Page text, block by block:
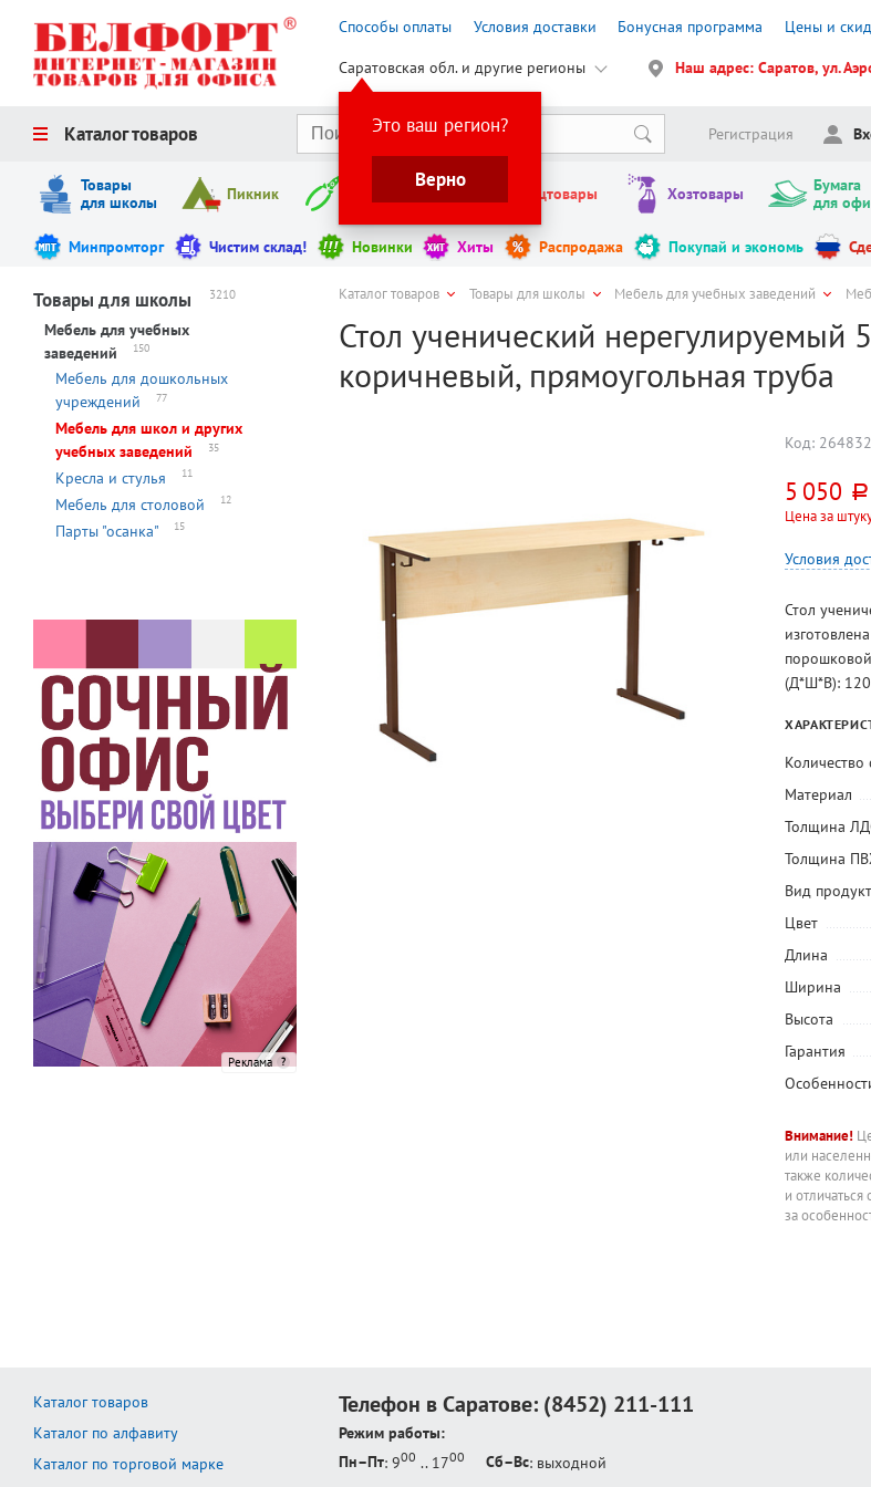
Способы оплаты Условия доставки Бонусная программа Цены и
Саратовская обл. и другие регионы
Это ваш регион?
Верно
Наш адрес: Саратов, ул.
Каталог товаров Регистрация
Товары
для школы
Пикник Инструменты Канцтовары Хозтовары
Бумага
для
Минпромторг Чистим склад! Новинки Хиты Распродажа Покупай и экономь
Товары для школы 3210
Мебель для учебных
заведений
150
Мебель для дошкольных
учреждений
77
Мебель для школ и других
учебных заведений
35
Кресла и стулья 11
Мебель для столовой 12
Парты "осанка" 15
Реклама
Каталог товаров Товары для школы Мебель для учебных заведений
Стол ученический
коричневый, прямоугольная труба
Код: 264832
5 050 руб.
Цена за
Условия
Стол
(Д*Ш*В):
Количество
Материал
Толщина
Толщина
Вид
Цвет
Длина
Ширина
Высота
Гарантия
Внимание!
или
также
и
за
Каталог товаров
Каталог по алфавиту
Каталог по торговой марке
Телефон в Саратове: (8452) 211-111
Режим работы:
Пн–Пт: 900 .. 1700 Сб–Вс: выходной